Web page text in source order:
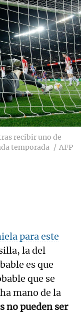
recibir uno de
temporada
AFP
para este
la del
es que
que se
mano de la
no pueden ser